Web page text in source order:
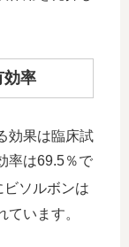
効率
効果は臨床試
率は69.5％で
ビソルボンは
います。